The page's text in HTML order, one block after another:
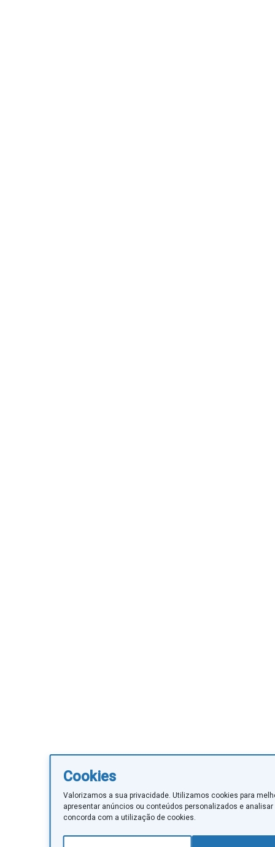
Cookies
Valorizamos a sua privacidade. Utilizamos cookies para
apresentar anúncios ou conteúdos personalizados e
concorda com a utilização de cookies.